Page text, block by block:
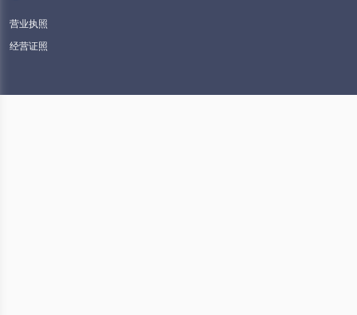
营业执照
经营证照